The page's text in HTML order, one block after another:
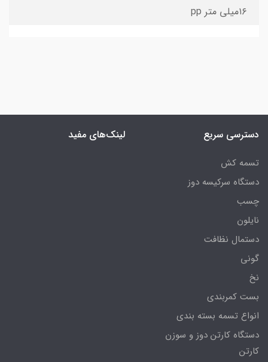
۱۶میلی متر pp
دسترسی سریع
تسمه کش
دستگاه سرکیسه دوز
چسب
نایلون
دستمال نظافت
گونی
نخ
بست کمربندی
انواع تسمه بسته بندی
دستگاه کارتن دوز و سوزن
کارتن
لینک‌های مفید